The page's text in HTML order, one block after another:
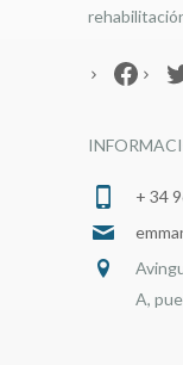
+ 34
A,